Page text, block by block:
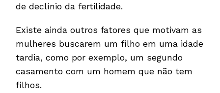
de declínio da fertilidade.
Existe ainda outros fatores que motivam as
mulheres buscarem um filho em uma idade
tardia, como por exemplo, um segundo
casamento com um homem que não tem
filhos.